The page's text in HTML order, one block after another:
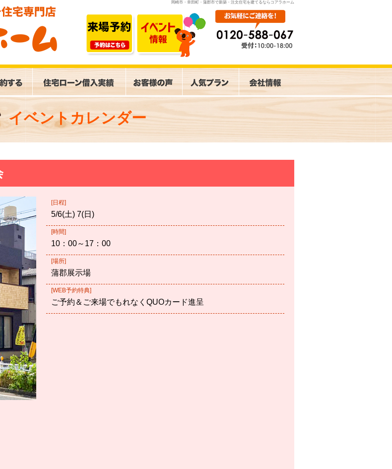
岡崎市・幸田町・蒲郡市で新築・注文住宅を建てるならコアラホーム
イベントカレンダー
[日程]
5/6(土) 7(日)
[時間]
10：00～17：00
[場所]
蒲郡展示場
[WEB予約特典]
ご予約＆ご来場でもれなくQUOカード進呈